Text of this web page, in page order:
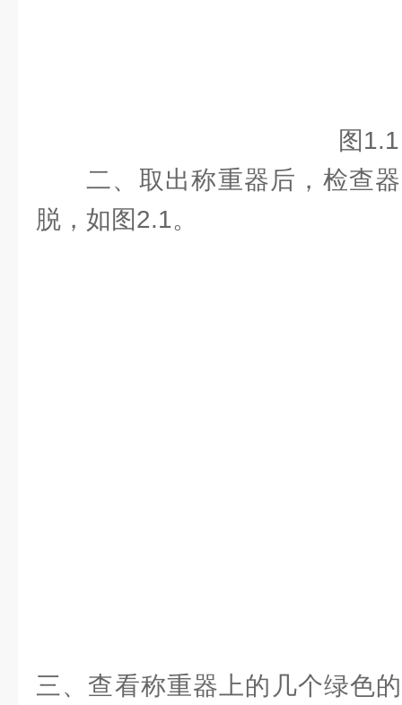
图1.1
二、取出称重器后，检查
脱，如图2.1。
三、查看称重器上的几个绿色